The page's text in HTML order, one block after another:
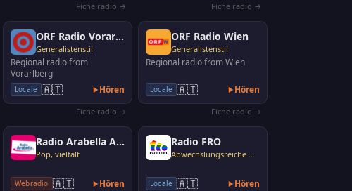
Fiche radio → Fiche radio →
ORF Radio Vorarlberg
Generalistenstil
Regional radio from
Vorarlberg
Locale 🇦🇹 Hören
Fiche radio →
ORF Radio Wien
Generalistenstil
Regional radio from Wien
Locale 🇦🇹 Hören
Fiche radio →
Radio Arabella Austropop
Pop, vielfalt
Webradio 🇦🇹 Hören
Radio FRO
Abwechslungsreiche Musik
Locale 🇦🇹 Hören